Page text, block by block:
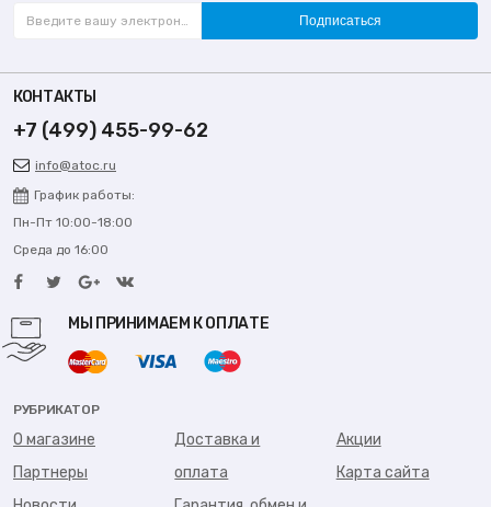
Подписаться
КОНТАКТЫ
+7 (499) 455-99-62
info@atoc.ru
График работы:
Пн-Пт 10:00-18:00
Среда до 16:00
МЫ ПРИНИМАЕМ К ОПЛАТЕ
РУБРИКАТОР
О магазине
Партнеры
Доставка и
оплата
Акции
Карта сайта